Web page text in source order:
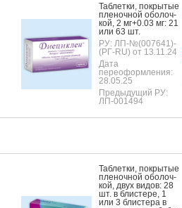
Таб­летки, пок­ры­тые
пле­ноч­ной обо­лоч­
кой, 2 мг+0.03 мг: 21
или 63 шт.
РУ: ЛП-№(007641)-
(РГ-RU) от 13.11.24
Дата
переоформления:
28.05.25
Предыдущий РУ:
ЛП-001494
Таб­летки, пок­ры­тые
пле­ноч­ной обо­лоч­
кой, двух ви­дов: 28
шт. в блис­те­ре, 1
или 3 блис­те­ра в